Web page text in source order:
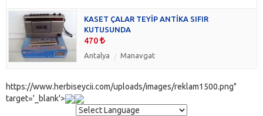
KASET ÇALAR TEYİP ANTİKA SIFIR
KUTUSUNDA
470
Antalya Manavgat
https://www.herbiseycii.com/uploads/images/reklam1500.png"
target='_blank'>